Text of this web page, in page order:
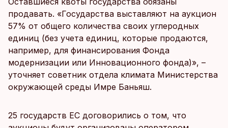
продавать. «Государства выставляют на аукцион
57% от общего количества своих углеродных
единиц (без учета единиц, которые продаются,
например, для финансирования Фонда
модернизации или Инновационного фонда)», –
уточняет советник отдела климата Министерства
окружающей среды Имре Баньяш.
25 государств ЕС договорились о том, что